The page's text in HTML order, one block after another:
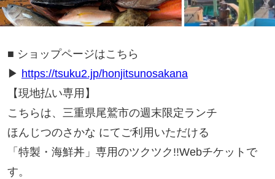
■ ショップページはこちら
▶ https://tsuku2.jp/honjitsunosakana
【現地払い専用】
こちらは、三重県尾鷲市の週末限定ランチ
ほんじつのさかな にてご利用いただける
「特製・海鮮丼」専用のツクツク!!Webチケットで
す。